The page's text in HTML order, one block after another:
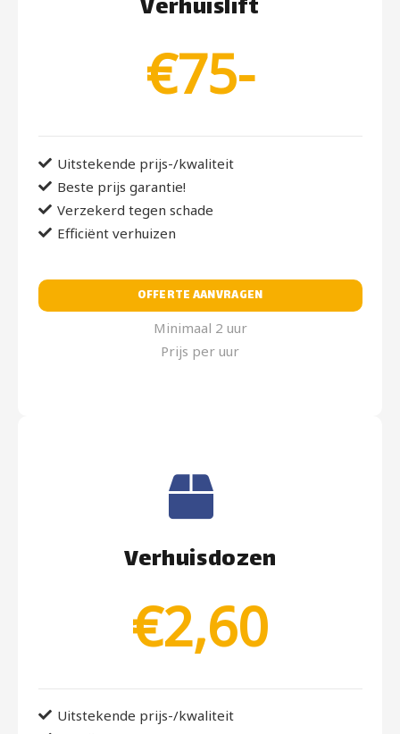
Verhuislift
€75-
Uitstekende prijs-/kwaliteit
Beste prijs garantie!
Verzekerd tegen schade
Efficiënt verhuizen
OFFERTE AANVRAGEN
Minimaal 2 uur
Prijs per uur
Verhuisdozen
€2,60
Uitstekende prijs-/kwaliteit